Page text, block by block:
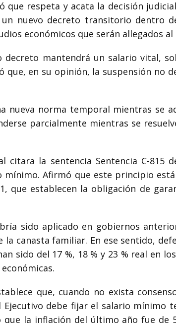
que respeta y acata la decisión
nuevo decreto transitorio dentro
económicos que serán allegados
decreto mantendrá un salario vital,
que, en su opinión, la suspensión no
nueva norma temporal mientras se
parcialmente mientras se
citara la sentencia Sentencia C-815
mínimo. Afirmó que este principio
, que establecen la obligación de
sido aplicado en gobiernos
canasta familiar. En ese sentido,
sido del 17 %, 18 % y 23 % real en
que, cuando no exista
Ejecutivo debe fijar el salario mínimo
la inflación del último año fue de